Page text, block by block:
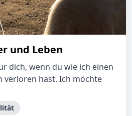
und Leben
dich, wenn du wie ich einen
verloren hast. Ich möchte